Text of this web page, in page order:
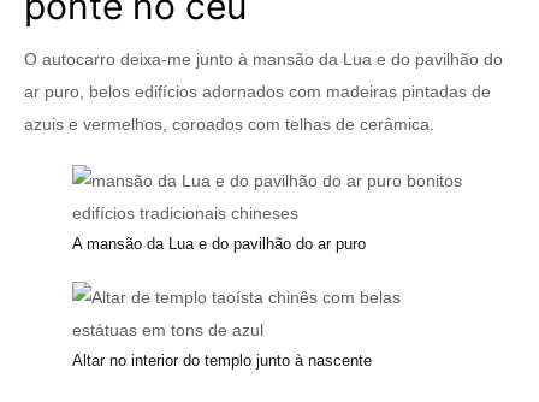
O autocarro deixa-me junto à mansão da Lua e do pavilhão do
ar puro, belos edifícios adornados com madeiras pintadas de
azuis e vermelhos, coroados com telhas de cerâmica.
A mansão da Lua e do pavilhão do ar puro
Altar no interior do templo junto à nascente